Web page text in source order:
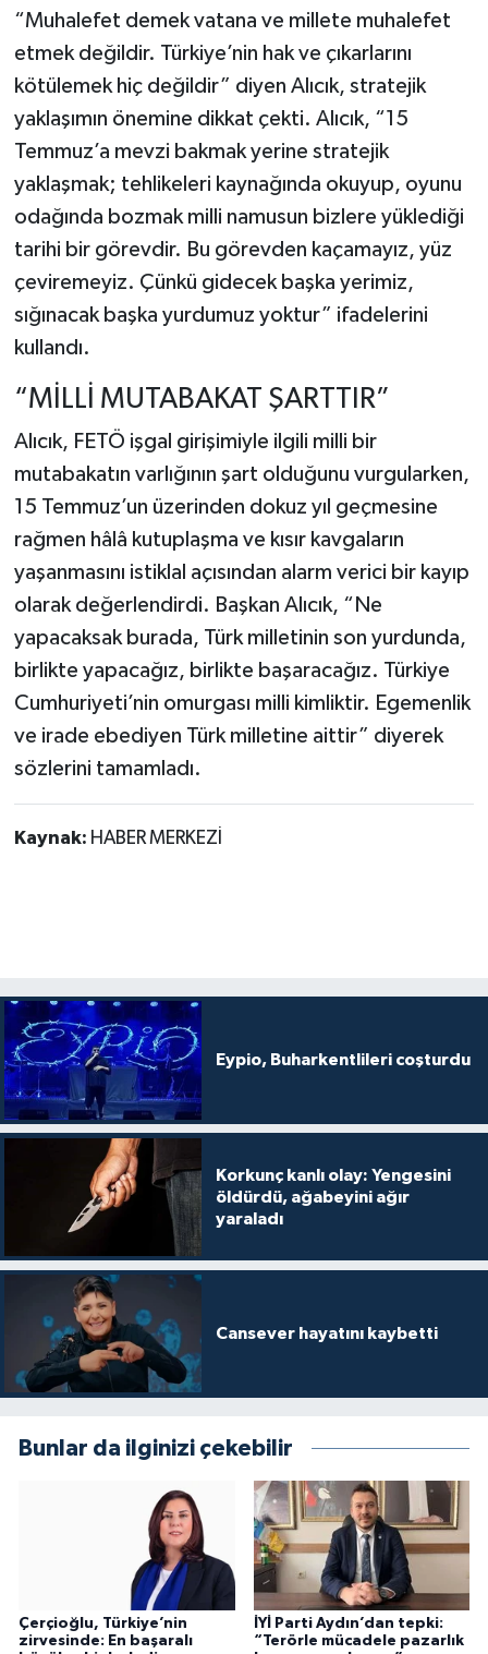
“Muhalefet demek vatana ve millete muhalefet
etmek değildir. Türkiye’nin hak ve çıkarlarını
kötülemek hiç değildir” diyen Alıcık, stratejik
yaklaşımın önemine dikkat çekti. Alıcık, “15
Temmuz’a mevzi bakmak yerine stratejik
yaklaşmak; tehlikeleri kaynağında okuyup, oyunu
odağında bozmak milli namusun bizlere yüklediği
tarihi bir görevdir. Bu görevden kaçamayız, yüz
çeviremeyiz. Çünkü gidecek başka yerimiz,
sığınacak başka yurdumuz yoktur” ifadelerini
kullandı.
“MİLLİ MUTABAKAT ŞARTTIR”
Alıcık, FETÖ işgal girişimiyle ilgili milli bir
mutabakatın varlığının şart olduğunu vurgularken,
15 Temmuz’un üzerinden dokuz yıl geçmesine
rağmen hâlâ kutuplaşma ve kısır kavgaların
yaşanmasını istiklal açısından alarm verici bir kayıp
olarak değerlendirdi. Başkan Alıcık, “Ne
yapacaksak burada, Türk milletinin son yurdunda,
birlikte yapacağız, birlikte başaracağız. Türkiye
Cumhuriyeti’nin omurgası milli kimliktir. Egemenlik
ve irade ebediyen Türk milletine aittir” diyerek
sözlerini tamamladı.
Kaynak: HABER MERKEZİ
Eypio, Buharkentlileri coşturdu
Korkunç kanlı olay: Yengesini
öldürdü, ağabeyini ağır
yaraladı
Cansever hayatını kaybetti
Bunlar da ilginizi çekebilir
Çerçioğlu, Türkiye’nin
zirvesinde: En başaralı
İYİ Parti Aydın’dan tepki:
“Terörle mücadele pazarlık